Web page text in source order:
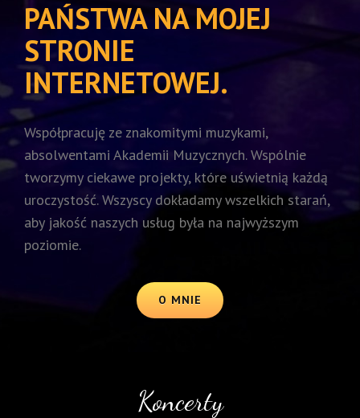
PAŃSTWA NA MOJEJ
STRONIE
INTERNETOWEJ.
Współpracuję ze znakomitymi muzykami,
absolwentami Akademii Muzycznych. Wspólnie
tworzymy ciekawe projekty, które uświetnią każdą
uroczystość. Wszyscy dokładamy wszelkich starań,
aby jakość naszych usług była na najwyższym
poziomie.
O MNIE
Koncerty